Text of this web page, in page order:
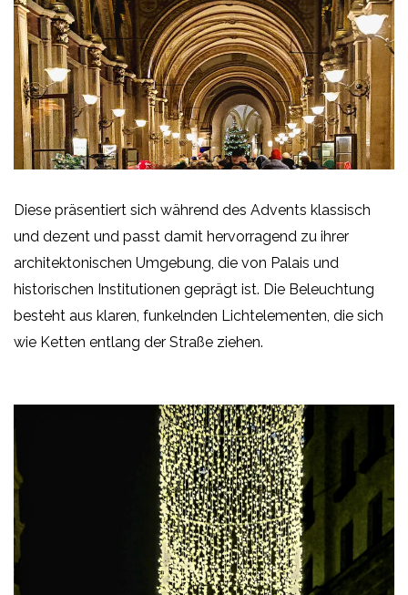
Diese präsentiert sich während des Advents klassisch
und dezent und passt damit hervorragend zu ihrer
architektonischen Umgebung, die von Palais und
historischen Institutionen geprägt ist. Die Beleuchtung
besteht aus klaren, funkelnden Lichtelementen, die sich
wie Ketten entlang der Straße ziehen.